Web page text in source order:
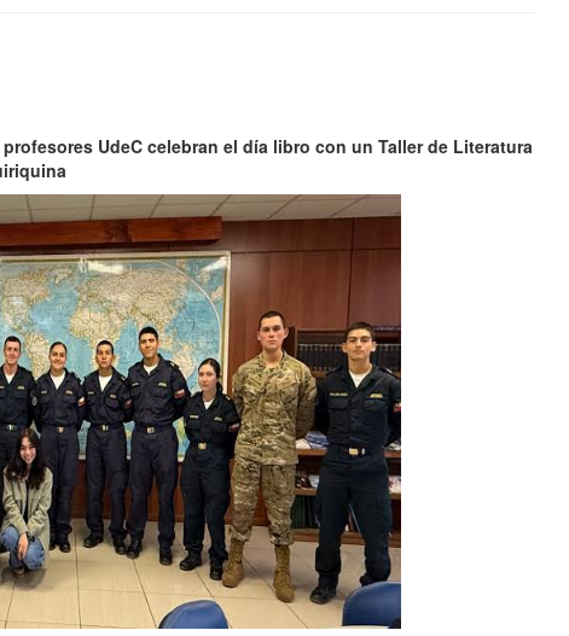
UdeC celebran el día libro con un Taller de Literatura